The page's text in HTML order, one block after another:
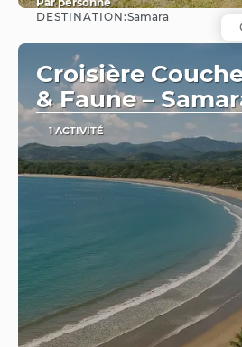
DESTINATION:Samara
Croisière
& Faune –
1 ACTIVITÉ